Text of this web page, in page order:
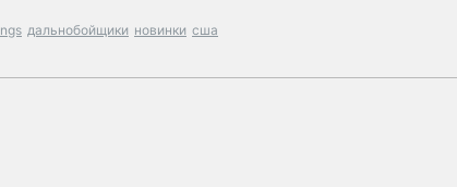
дальнобойщики новинки сша